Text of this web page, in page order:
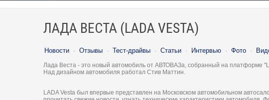
ЛАДА ВЕСТА (LADA VESTA)
Новости · Отзывы · Тест-драйвы · Статьи · Интервью · Фото ·
Лада Веста - это новый автомобиль от АВТОВАЗа, собранный на платформе
Над дизайном автомобиля работал Стив Маттин.
LADA Vesta был впервые представлен на Московском автомобильном